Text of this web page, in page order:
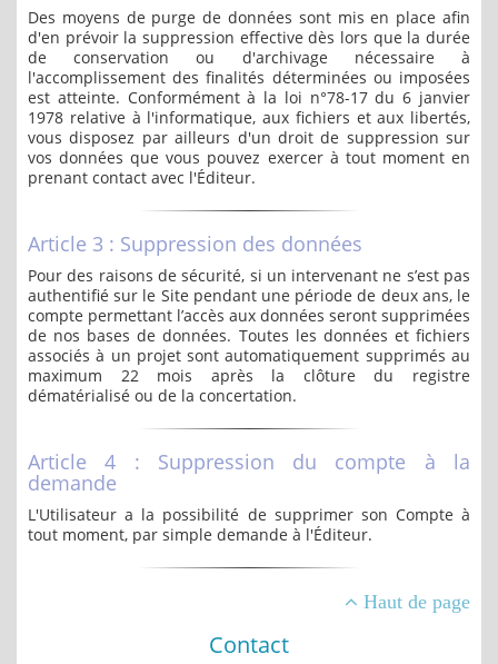
Des moyens de purge de données sont mis en place afin
d'en prévoir la suppression effective dès lors que la durée
de conservation ou d'archivage nécessaire à
l'accomplissement des finalités déterminées ou imposées
est atteinte. Conformément à la loi n°78-17 du 6 janvier
1978 relative à l'informatique, aux fichiers et aux libertés,
vous disposez par ailleurs d'un droit de suppression sur
vos données que vous pouvez exercer à tout moment en
prenant contact avec l'Éditeur.
Article 3 : Suppression des données
Pour des raisons de sécurité, si un intervenant ne s’est pas
authentifié sur le Site pendant une période de deux ans, le
compte permettant l’accès aux données seront supprimées
de nos bases de données. Toutes les données et fichiers
associés à un projet sont automatiquement supprimés au
maximum 22 mois après la clôture du registre
dématérialisé ou de la concertation.
Article 4 : Suppression du compte à la
demande
L'Utilisateur a la possibilité de supprimer son Compte à
tout moment, par simple demande à l'Éditeur.
Haut de page
Contact